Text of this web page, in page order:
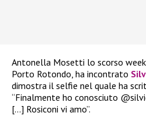
Antonella Mosetti lo scorso
Porto Rotondo, ha incontrato
dimostra il selfie nel quale ha
“Finalmente ho conosciuto
[…] Rosiconi vi amo”.